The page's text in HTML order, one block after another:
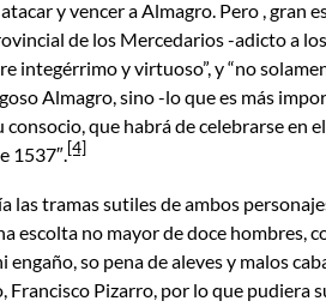
y vencer a Almagro. Pero , gran
de los Mercedarios -adicto a
integérrimo y virtuoso”, y “no
Almagro, sino -lo que es más
consocio, que habrá de celebrarse en
1537″.[4]
las tramas sutiles de ambos
escolta no mayor de doce hombres,
so pena de aleves y malos
Francisco Pizarro, por lo que pudiera